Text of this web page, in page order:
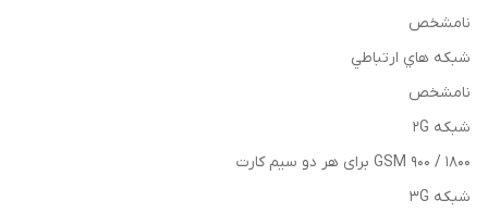
نامشخص
شبکه هاي ارتباطي
نامشخص
شبکه 2G
GSM ۹۰۰ / ۱۸۰۰ برای هر دو سیم کارت
شبکه 3G